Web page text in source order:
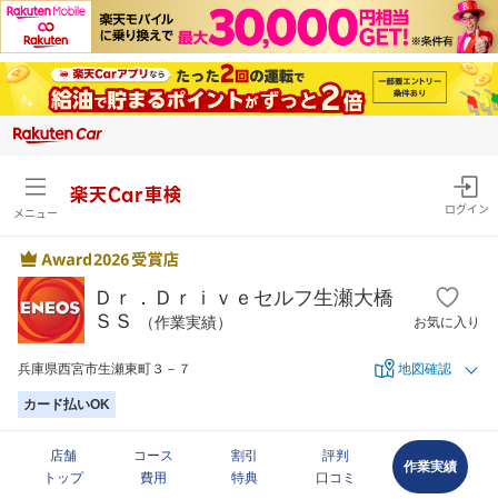
メニュー
楽天Car車検
ログイン
Ｄｒ．Ｄｒｉｖｅセルフ生瀬大橋
ＳＳ
（作業実績） お気に入り
兵庫県西宮市生瀬東町３－７ 地図確認
カード払いOK
店舗
トップ
コース
費用
割引
特典
評判
口コミ
作業実績